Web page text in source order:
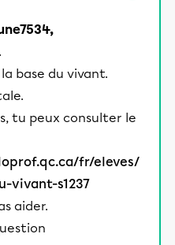
base du vivant.
tu peux consulter le
fr/eleves/
vivant-s1237
aider.